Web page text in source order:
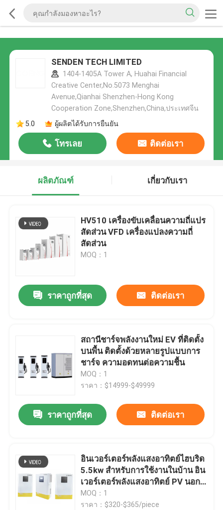
SENDEN TECH LIMITED
1404-1405A Tower A, Huahai Financial
Creative Center,No.5073 Menghai
Avenue,Qianhai Shenzhen-Hong Kong
Cooperation Zone,Shenzhen,China,ประเทศจีน
5.0
ผู้ผลิตได้รับการยืนยัน
โทรเลย ติดต่อเรา
ผลิตภัณฑ์ เกี่ยวกับเรา
HV510 เครื่องขับเคลื่อนความถี่แปร
สัดส่วน VFD เครื่องแปลงความถี่
สัดส่วน
MOQ：1
ราคาถูกที่สุด ติดต่อเรา
สถานีชาร์จพลังงานใหม่ EV ที่ติดตั้ง
บนพื้น ติดตั้งด้วยหลายรูปแบบการ
ชาร์จ ความอดทนต่อความชื้น
MOQ：1
ราคา：$14999-$49999
ราคาถูกที่สุด ติดต่อเรา
อินเวอร์เตอร์พลังแสงอาทิตย์ไฮบริด
5.5kw สําหรับการใช้งานในบ้าน อิน
เวอร์เตอร์พลังแสงอาทิตย์ PV นอก
เครือข่าย
MOQ：1
ราคา：$320-$365/piece